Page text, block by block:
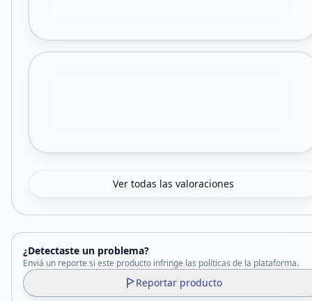
Ver todas las valoraciones
¿Detectaste un problema?
Enviá un reporte si este producto infringe las políticas de la plataforma.
Reportar producto